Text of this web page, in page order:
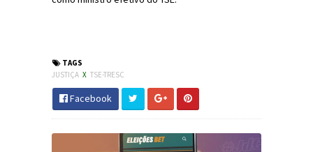
TAGS
JUSTIÇA X TSE-TRESC
Facebook